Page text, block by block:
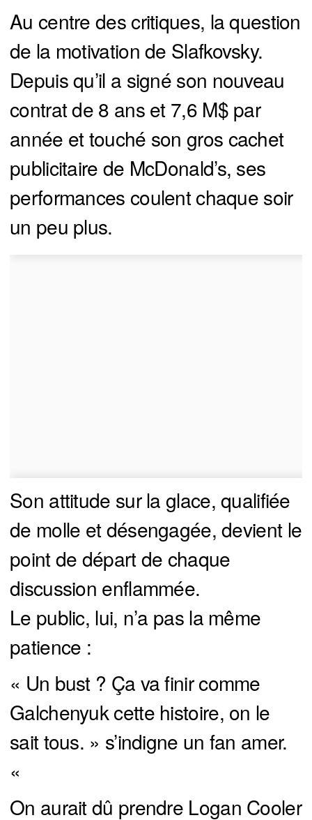
Au centre des critiques, la question
de la motivation de Slafkovsky.
Depuis qu’il a signé son nouveau
contrat de 8 ans et 7,6 M$ par
année et touché son gros cachet
publicitaire de McDonald’s, ses
performances coulent chaque soir
un peu plus.
Son attitude sur la glace, qualifiée
de molle et désengagée, devient le
point de départ de chaque
discussion enflammée.
Le public, lui, n’a pas la même
patience :
« Un bust ? Ça va finir comme
Galchenyuk cette histoire, on le
sait tous. » s’indigne un fan amer.
«
On aurait dû prendre Logan Cooler